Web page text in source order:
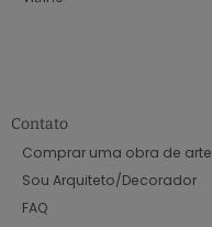
Contato
Comprar uma obra de arte
Sou Arquiteto/Decorador
FAQ